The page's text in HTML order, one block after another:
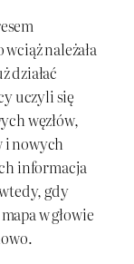
należała
działać
uczyli się
węzłów,
i nowych
informacja
gdy
w głowie